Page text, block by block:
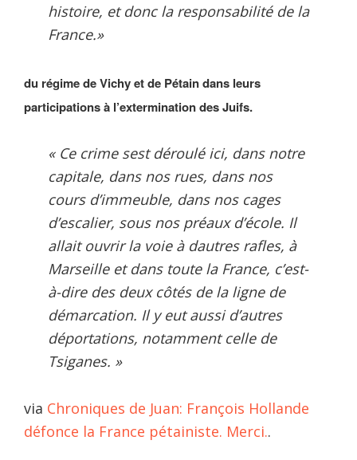
histoire, et donc la responsabilité de la
France.»
du régime de Vichy et de Pétain dans leurs
participations à l’extermination des Juifs.
« Ce crime sest déroulé ici, dans notre
capitale, dans nos rues, dans nos
cours d’immeuble, dans nos cages
d’escalier, sous nos préaux d’école. Il
allait ouvrir la voie à dautres rafles, à
Marseille et dans toute la France, c’est-
à-dire des deux côtés de la ligne de
démarcation. Il y eut aussi d’autres
déportations, notamment celle de
Tsiganes. »
via Chroniques de Juan: François Hollande
défonce la France pétainiste. Merci..